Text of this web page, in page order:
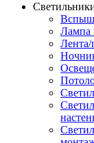
Лампа
Лента/